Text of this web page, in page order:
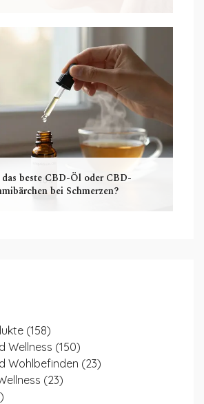
beste CBD-Öl oder CBD-
bei Schmerzen?
(158)
Wellness (150)
Wohlbefinden (23)
(23)